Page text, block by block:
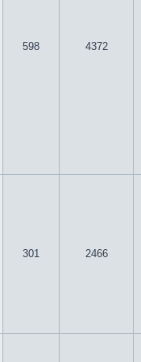
598 4372
301 2466